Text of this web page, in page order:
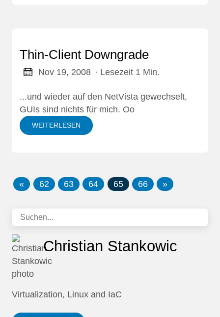
Thin-Client Downgrade
Nov 19, 2008 · Lesezeit 1 Min.
...und wieder auf den NetVista gewechselt,
GUIs sind nichts für mich. Oo
WEITERLESEN
« 62 63 64 65 66 »
Christian Stankowic
Virtualization, Linux and IaC